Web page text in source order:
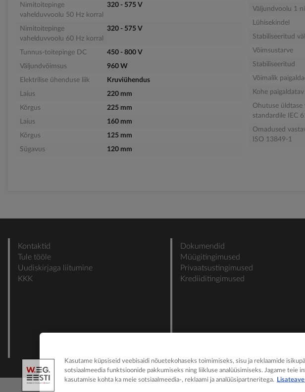
Nimitoitepinge
vahelduvvoolu 50 Hz korral
320 - 575 V
Nimitoitepinge
vahelduvvoolu 60 Hz korral
320 - 575 V
Tunnus-toitepinge DC
450 - 800 V
Väljundvõimsus
960 W
Elektrilise ühenduse liik
Kruviühendus
Laius
220 mm
Kõrgus
225 mm
Laius
160 mm
Kõrgus
125 mm
Sügavus
120 mm
Väljundvoolu 1
Lühisekindel
Stabiliseeritud
Võimsustarve
Stabiliseeritud
Võimalik
Kohe paigaldatav
Ohutuse üldtase
standardile IEC
Omadused
ISO 13849-1
Kontaktid
Tule tööle
Uudiskirjaga liitumine
KKK
Dokumendid
Müügitingimused
Privaatsustingimused
Krediiditingimused
Kasutame küpsiseid veebisaidi nõuetekohaseks toimimiseks, sisu ja reklaamide
sotsiaalmeedia funktsioonide pakkumiseks ning liikluse analüüsimiseks. Jagame teie
kasutamise kohta ka meie sotsiaalmeedia-, reklaami ja analüüsipartneritega.